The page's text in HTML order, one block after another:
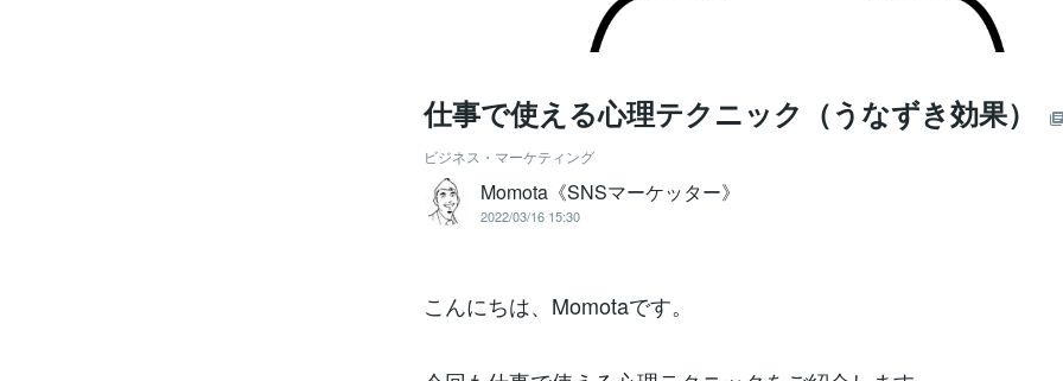
仕事で使える心理テクニック（うなずき効果）
ビジネス・マーケティング
Momota《SNSマーケッター》
2022/03/16 15:30
こんにちは、Momotaです。